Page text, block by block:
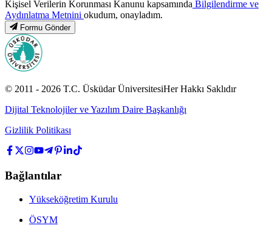
Kişisel Verilerin Korunması Kanunu kapsamında Bilgilendirme ve
Aydınlatma Metnini okudum, onayladım.
Formu Gönder
© 2011 - 2026 T.C. Üsküdar ÜniversitesiHer Hakkı Saklıdır
Dijital Teknolojiler ve Yazılım Daire Başkanlığı
Gizlilik Politikası
Bağlantılar
Yükseköğretim Kurulu
ÖSYM